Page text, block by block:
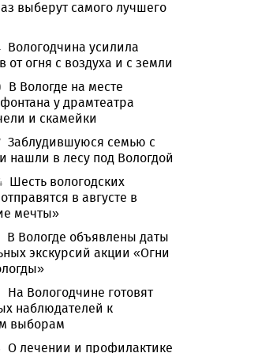
выберут самого лучшего
Вологодчина усилила
от огня с воздуха и с земли
В Вологде на месте
у драмтеатра
и скамейки
Заблудившуюся семью с
нашли в лесу под Вологдой
Шесть вологодских
в августе в
мечты»
В Вологде объявлены даты
экскурсий акции «Огни
На Вологодчине готовят
наблюдателей к
выборам
О лечении и профилактике